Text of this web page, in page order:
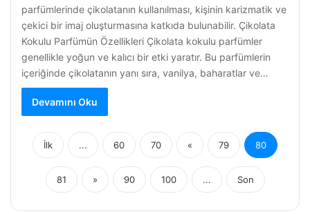
parfümlerinde çikolatanın kullanılması, kişinin karizmatik ve
çekici bir imaj oluşturmasına katkıda bulunabilir. Çikolata
Kokulu Parfümün Özellikleri Çikolata kokulu parfümler
genellikle yoğun ve kalıcı bir etki yaratır. Bu parfümlerin
içeriğinde çikolatanın yanı sıra, vanilya, baharatlar ve…
Devamını Oku
İlk ... 60 70 « 79 80
81 » 90 100 ... Son